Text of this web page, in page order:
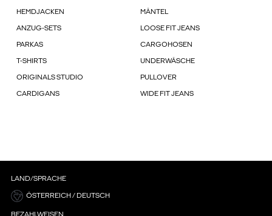
HEMDJACKEN MÄNTEL
ANZUG-SETS LOOSE FIT JEANS
PARKAS CARGOHOSEN
T-SHIRTS UNDERWÄSCHE
ORIGINALS STUDIO PULLOVER
CARDIGANS WIDE FIT JEANS
LAND/SPRACHE
ÖSTERREICH / DEUTSCH